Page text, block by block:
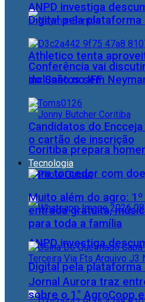
Athletico tenta
do Santos sem
Coritiba prepara
para torcedor com
ANPD investiga
Digital pela plataforma
ANPD investiga
Digital pela plataforma
Conferência vai
inclusão no IFF
Candidatos do
o cartão de inscrição
Tecnologia
Muito além do agro:
entrada gratuita,
para toda a família
Jornal Aurora traz
sobre o 1° AgroCoop